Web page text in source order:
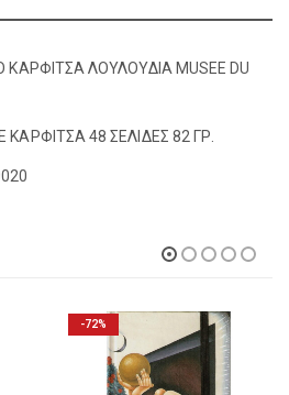
ΚΑΡΦΙΤΣΑ ΛΟΥΛΟΥΔΙΑ MUSEE DU
48 ΣΕΛΙΔΕΣ 82 ΓΡ.
-72%